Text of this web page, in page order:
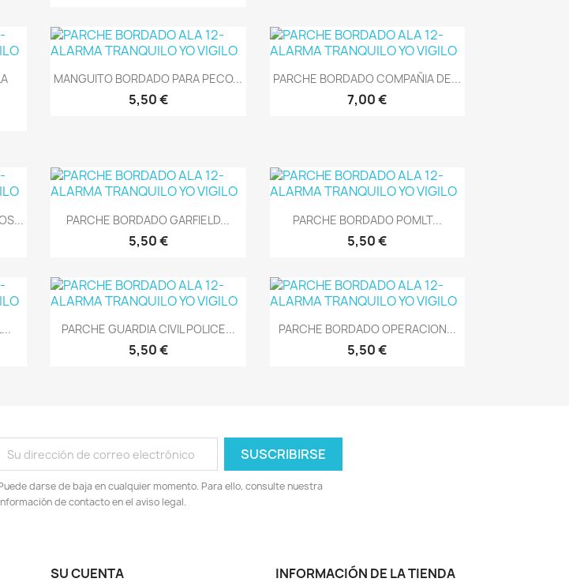
Vista rápida
MANGUITO BORDADO PARA PECO...
5,50 €
Vista rápida
PARCHE BORDADO COMPAÑIA DE...
7,00 €
Vista rápida
PARCHE BORDADO GARFIELD...
5,50 €
 Vista rápida
PARCHE BORDADO POMLT...
5,50 €
 Vista rápida
PARCHE GUARDIA CIVIL POLICE...
5,50 €
Vista rápida
PARCHE BORDADO OPERACION...
5,50 €
darse de baja en cualquier momento. Para ello, consulte nuestra
de contacto en el aviso legal.
SU CUENTA INFORMACIÓN DE LA TIENDA